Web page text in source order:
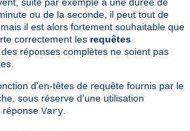
suite par exemple à une durée de
ou de la seconde, il peut tout de
il est alors fortement souhaitable que
correctement les requêtes
réponses complètes ne soient pas
d'en-têtes de requête fournis par le
sous réserve d'une utilisation
réponse Vary.